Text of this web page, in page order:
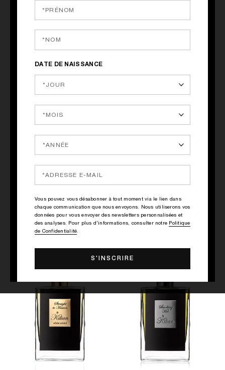
Bergamote, Rose, Fève Tonka
PRINCESS
Gingembre, Thé vert, Guimauve
145.00€
BLACK PHANTOM - "MEMENTO
MORI"
Rhum, Café, Bois de Santal
DATE DE NAISSANCE
Vous pouvez vous désabonner à tout moment via le lien dans
chaque communication que nous envoyons. Nous utiliserons vos
données pour vous envoyer des newsletters personnalisées et
des analyses. Pour plus d'informations, consulter notre Politique
de Confidentialité.